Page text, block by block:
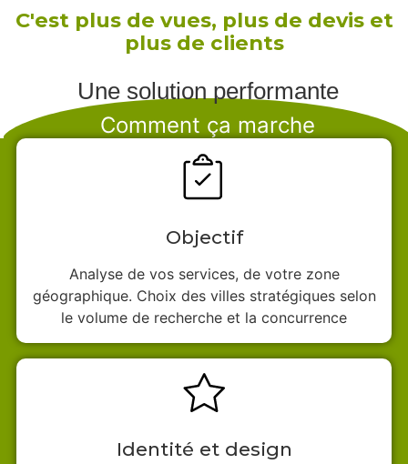
C'est plus de vues, plus de devis et
plus de clients
Une solution performante
Comment ça marche
Objectif
Analyse de vos services, de votre zone
géographique. Choix des villes stratégiques selon
le volume de recherche et la concurrence
Identité et design